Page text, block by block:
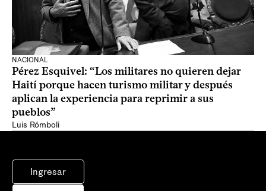
NACIONAL
Pérez Esquivel: “Los militares no quieren dejar
Haití porque hacen turismo militar y después
aplican la experiencia para reprimir a sus
pueblos”
Luis Rómboli
Ingresar